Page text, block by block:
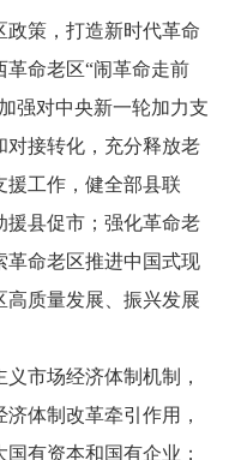
策，打造新时代革命
命老区“闹革命走前
强对中央新一轮加力支
对接转化，充分释放老
援工作，健全部县联
援县促市；强化革命老
革命老区推进中国式现
高质量发展、振兴发展
市场经济体制机制，
体制改革牵引作用，
有资本和国有企业；